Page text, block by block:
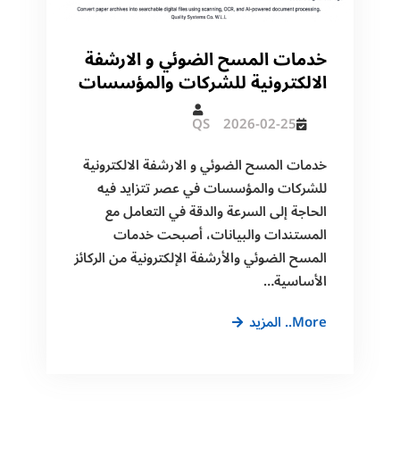
خدمات المسح الضوئي و الارشفة
الالكترونية للشركات والمؤسسات
2026-02-25
QS
خدمات المسح الضوئي و الارشفة الالكترونية
للشركات والمؤسسات في عصر تتزايد فيه
الحاجة إلى السرعة والدقة في التعامل مع
المستندات والبيانات، أصبحت خدمات
المسح الضوئي والأرشفة الإلكترونية من الركائز
الأساسية…
More.. المزيد
خدمات